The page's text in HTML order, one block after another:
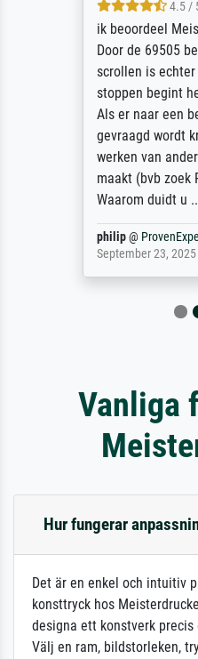
4.5 / 5
ik beoordeel
Door de 69505
scrollen is echter
stoppen begint het
Als er naar een
gevraagd wordt
werken van andere
maakt (bvb zoek
Waarom duidt u ...
philip@ProvenExpert
September 23, 2025
Vanliga
Hur fungerar
Det är en enkel och intuitiv
konsttryck hos
designa ett konstverk
Välj en ram, bildstorleken,